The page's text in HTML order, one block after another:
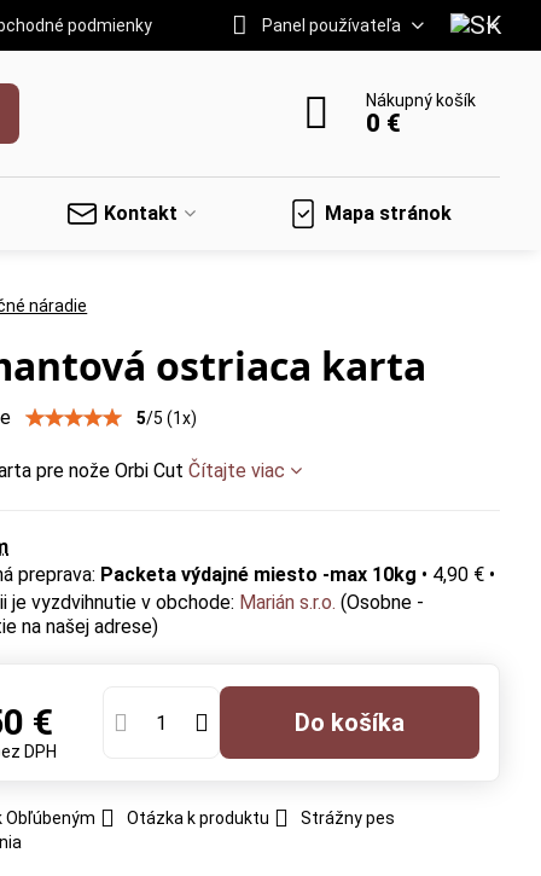
podmienky Panel používateľa
Nákupný košík
0 €
Kontakt Mapa stránok
náradie
ostriaca karta
5/5 (1x)
pre nože Orbi CutČítajte viac
Packeta výdajné miesto -max 10kg • 4,90 € •
Marián s.r.o. (Osobne -
na našej adrese)
€
DPH
Do košíka
Obľúbeným Otázka k produktu
Strážny pes